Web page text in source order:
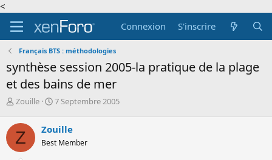
<
Connexion
S'inscrire
Français BTS : méthodologies
synthèse session 2005-la pratique de la plage
et des bains de mer
A
t
e
u
r
Zouille
D
e
d
7 Septembre 2005
Z Zouille
Best Member